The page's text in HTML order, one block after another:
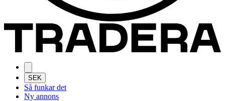
SEK
Så funkar det
Ny annons